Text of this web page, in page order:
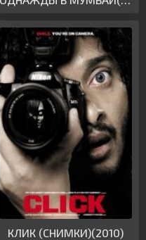
КЛИК (СНИМКИ)(2010)